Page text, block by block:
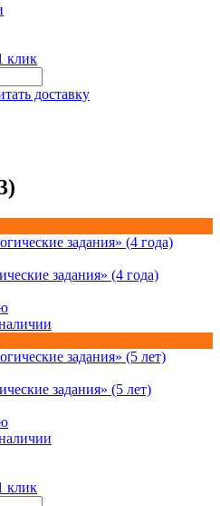
клик
доставку
задания» (4 года)
задания» (5 лет)
клик